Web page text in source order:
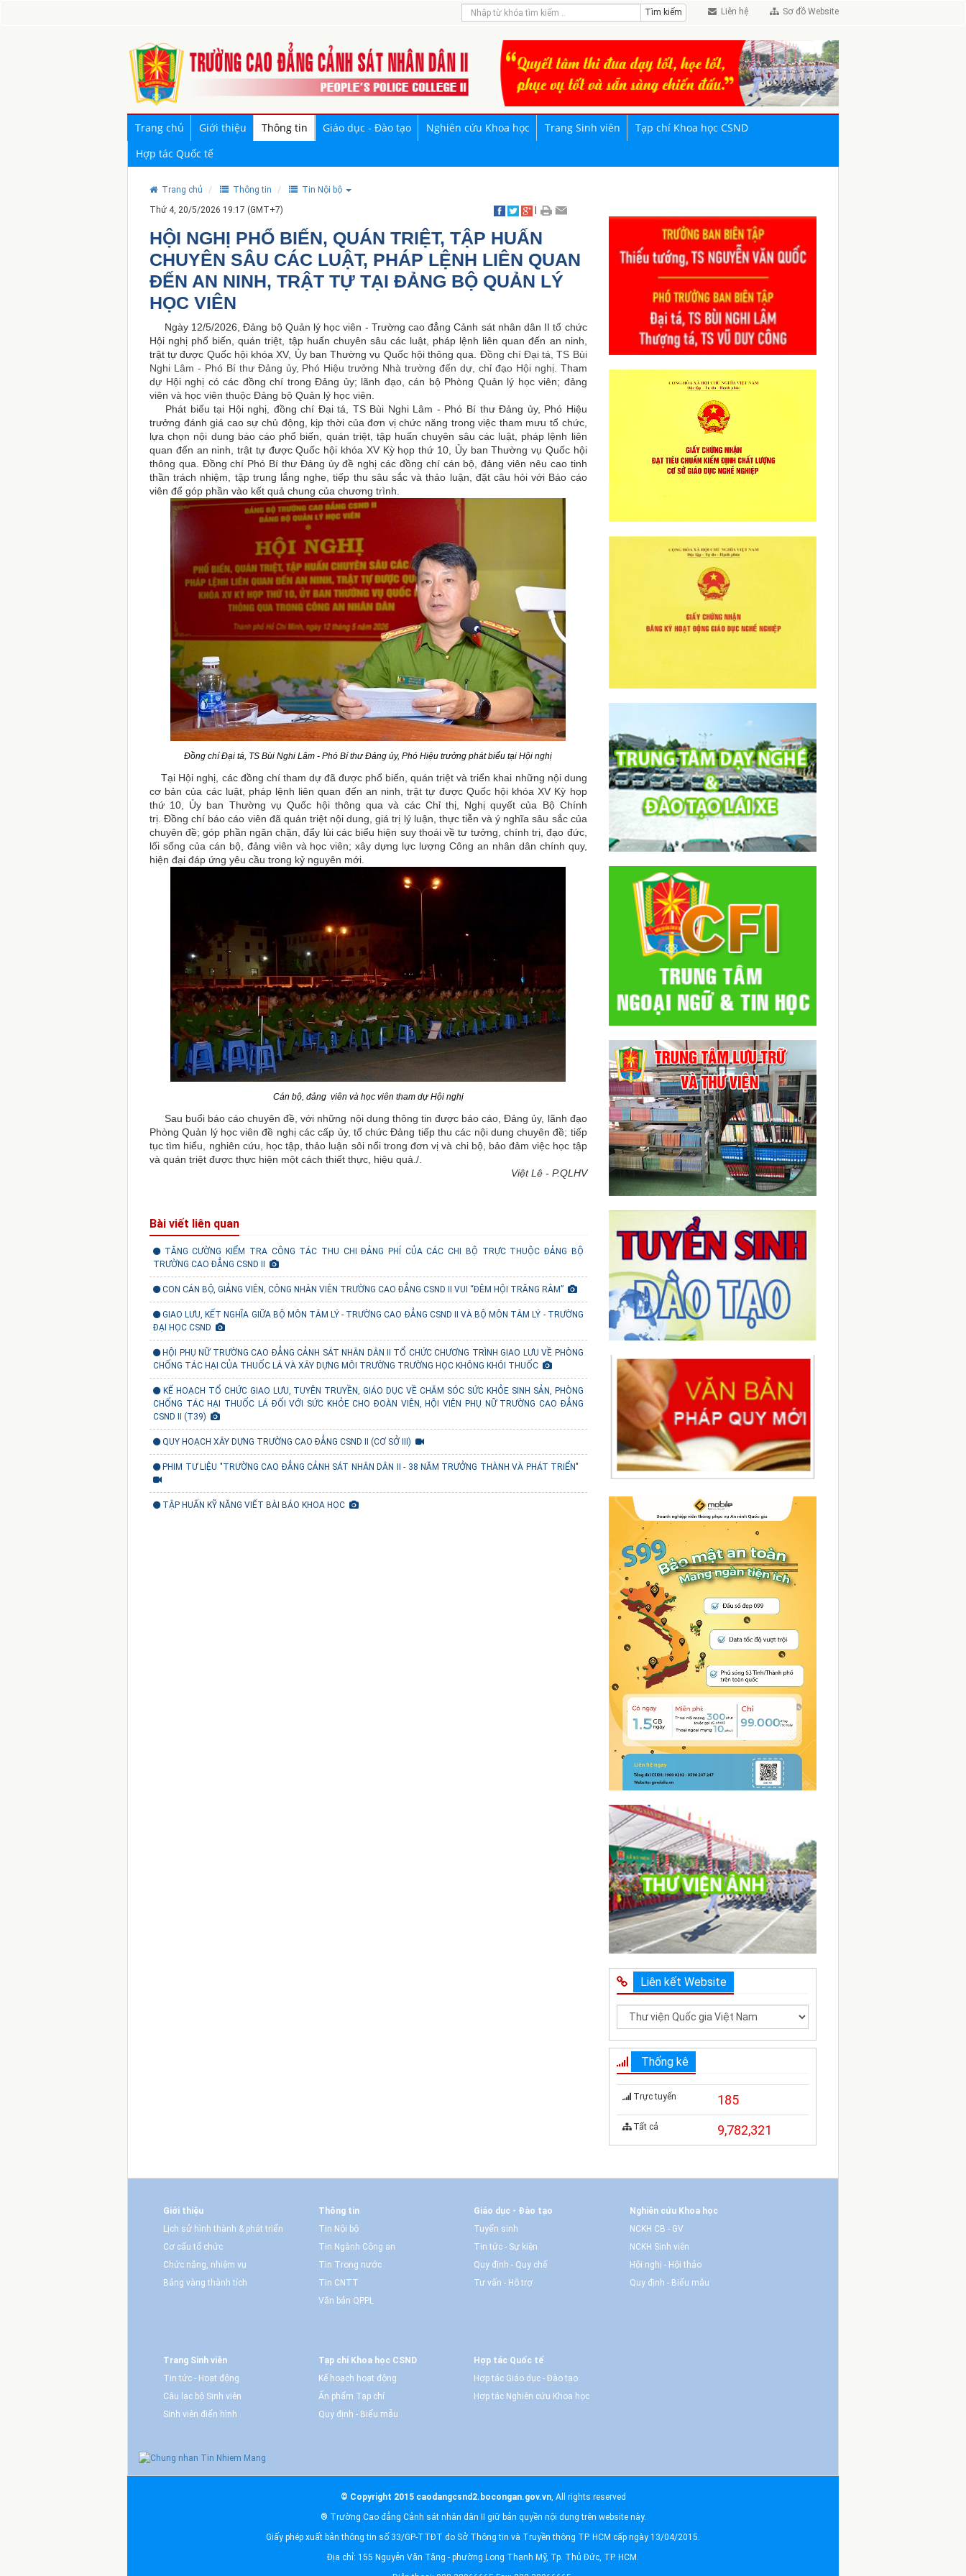
Liên hệ Sơ đồ Website
Trang chủ Giới thiệu Thông tin Giáo dục - Đào tạo Nghiên cứu Khoa học Trang Sinh viên
Tạp chí Khoa học CSND
Hợp tác Quốc tế
Trang chủ Thông tin
Tin Nội bộ
Thứ 4, 20/5/2026 19:17 (GMT+7)
HỘI NGHỊ PHỔ BIẾN, QUÁN TRIỆT, TẬP HUẤN
CHUYÊN SÂU CÁC LUẬT, PHÁP LỆNH LIÊN QUAN
ĐẾN AN NINH, TRẬT TỰ TẠI ĐẢNG BỘ QUẢN LÝ
HỌC VIÊN
Ngày 12/5/2026, Đảng bộ Quản lý học viên - Trường cao đẳng Cảnh sát nhân dân II tổ chức
Hội nghị phổ biến, quán triệt, tập huấn chuyên sâu các luật, pháp lệnh liên quan đến an ninh,
trật tự được Quốc hội khóa XV, Ủy ban Thường vụ Quốc hội thông qua. Đồng chí Đại tá, TS Bùi
Nghi Lâm - Phó Bí thư Đảng ủy, Phó Hiệu trưởng Nhà trường đến dự, chỉ đạo Hội nghị. Tham
dự Hội nghị có các đồng chí trong Đảng ủy; lãnh đạo, cán bộ Phòng Quản lý học viên; đảng
viên và học viên thuộc Đảng bộ Quản lý học viên.
Phát biểu tại Hội nghị, đồng chí Đại tá, TS Bùi Nghi Lâm - Phó Bí thư Đảng ủy, Phó Hiệu
trưởng đánh giá cao sự chủ động, kịp thời của đơn vị chức năng trong việc tham mưu tổ chức,
lựa chọn nội dung báo cáo phổ biến, quán triệt, tập huấn chuyên sâu các luật, pháp lệnh liên
quan đến an ninh, trật tự được Quốc hội khóa XV Kỳ họp thứ 10, Ủy ban Thường vụ Quốc hội
thông qua. Đồng chí Phó Bí thư Đảng ủy đề nghị các đồng chí cán bộ, đảng viên nêu cao tinh
thần trách nhiệm, tập trung lắng nghe, tiếp thu sâu sắc và thảo luận, đặt câu hỏi với Báo cáo
viên để góp phần vào kết quả chung của chương trình.
Đồng chí Đại tá, TS Bùi Nghi Lâm - Phó Bí thư Đảng ủy, Phó Hiệu trưởng phát biểu tại Hội nghị
Tại Hội nghị, các đồng chí tham dự đã được phổ biến, quán triệt và triển khai những nội dung
cơ bản của các luật, pháp lệnh liên quan đến an ninh, trật tự được Quốc hội khóa XV Kỳ họp
thứ 10, Ủy ban Thường vụ Quốc hội thông qua và các Chỉ thị, Nghị quyết của Bộ Chính
trị. Đồng chí báo cáo viên đã quán triệt nội dung, giá trị lý luận, thực tiễn và ý nghĩa sâu sắc của
chuyên đề; góp phần ngăn chặn, đẩy lùi các biểu hiện suy thoái về tư tưởng, chính trị, đạo đức,
lối sống của cán bộ, đảng viên và học viên; xây dựng lực lượng Công an nhân dân chính quy,
hiện đại đáp ứng yêu cầu trong kỷ nguyên mới.
Cán bộ, đảng viên và học viên tham dự Hội nghị
Sau buổi báo cáo chuyên đề, với những nội dung thông tin được báo cáo, Đảng ủy, lãnh đạo
Phòng Quản lý học viên đề nghị các cấp ủy, tổ chức Đảng tiếp thu các nội dung chuyên đề; tiếp
tục tìm hiểu, nghiên cứu, học tập, thảo luận sôi nổi trong đơn vị và chi bộ, bảo đảm việc học tập
và quán triệt được thực hiện một cách thiết thực, hiệu quả./.
Việt Lê - P.QLHV
Bài viết liên quan
TĂNG CƯỜNG KIỂM TRA CÔNG TÁC THU CHI ĐẢNG PHÍ CỦA CÁC CHI BỘ TRỰC THUỘC ĐẢNG BỘ
TRƯỜNG CAO ĐẲNG CSND II
CON CÁN BỘ, GIẢNG VIÊN, CÔNG NHÂN VIÊN TRƯỜNG CAO ĐẲNG CSND II VUI “ĐÊM HỘI TRĂNG RẰM”
GIAO LƯU, KẾT NGHĨA GIỮA BỘ MÔN TÂM LÝ - TRƯỜNG CAO ĐẲNG CSND II VÀ BỘ MÔN TÂM LÝ - TRƯỜNG
ĐẠI HỌC CSND
HỘI PHỤ NỮ TRƯỜNG CAO ĐẲNG CẢNH SÁT NHÂN DÂN II TỔ CHỨC CHƯƠNG TRÌNH GIAO LƯU VỀ PHÒNG
CHỐNG TÁC HẠI CỦA THUỐC LÁ VÀ XÂY DỰNG MÔI TRƯỜNG TRƯỜNG HỌC KHÔNG KHÓI THUỐC
KẾ HOẠCH TỔ CHỨC GIAO LƯU, TUYÊN TRUYỀN, GIÁO DỤC VỀ CHĂM SÓC SỨC KHỎE SINH SẢN, PHÒNG
CHỐNG TÁC HẠI THUỐC LÁ ĐỐI VỚI SỨC KHỎE CHO ĐOÀN VIÊN, HỘI VIÊN PHỤ NỮ TRƯỜNG CAO ĐẲNG
CSND II (T39)
QUY HOẠCH XÂY DỰNG TRƯỜNG CAO ĐẲNG CSND II (CƠ SỞ III)
PHIM TƯ LIỆU "TRƯỜNG CAO ĐẲNG CẢNH SÁT NHÂN DÂN II - 38 NĂM TRƯỞNG THÀNH VÀ PHÁT TRIỂN"
TẬP HUẤN KỸ NĂNG VIẾT BÀI BÁO KHOA HỌC
Liên kết Website
Thống kê
Trực tuyến 185
Tất cả 9,782,321
Giới thiệu
Lịch sử hình thành & phát triển
Cơ cấu tổ chức
Chức năng, nhiệm vụ
Bảng vàng thành tích
Thông tin
Tin Nội bộ
Tin Ngành Công an
Tin Trong nước
Tin CNTT
Văn bản QPPL
Giáo dục - Đào tạo
Tuyển sinh
Tin tức - Sự kiện
Quy định - Quy chế
Tư vấn - Hỗ trợ
Nghiên cứu Khoa học
NCKH CB - GV
NCKH Sinh viên
Hội nghị - Hội thảo
Quy định - Biểu mẫu
Trang Sinh viên
Tin tức - Hoạt động
Câu lạc bộ Sinh viên
Sinh viên điển hình
Tạp chí Khoa học CSND
Kế hoạch hoạt động
Ấn phẩm Tạp chí
Quy định - Biểu mẫu
Hợp tác Quốc tế
Hợp tác Giáo dục - Đào tạo
Hợp tác Nghiên cứu Khoa học
© Copyright 2015 caodangcsnd2.bocongan.gov.vn, All rights reserved
® Trường Cao đẳng Cảnh sát nhân dân II giữ bản quyền nội dung trên website này.
Giấy phép xuất bản thông tin số 33/GP-TTĐT do Sở Thông tin và Truyền thông TP. HCM cấp ngày 13/04/2015.
Địa chỉ: 155 Nguyễn Văn Tăng - phường Long Thạnh Mỹ, Tp. Thủ Đức, TP. HCM.